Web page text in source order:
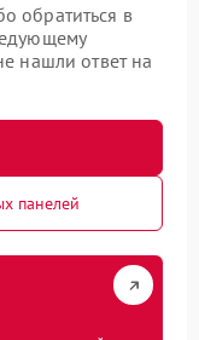
обратиться в
нашли ответ на
панелей